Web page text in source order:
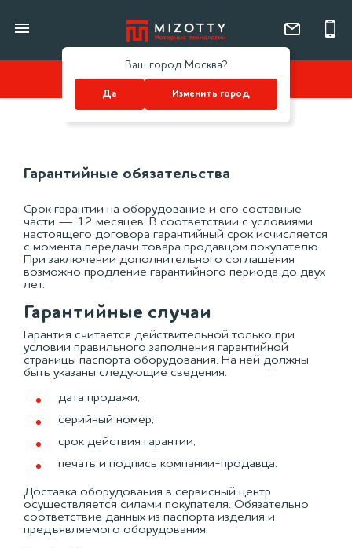
Ваш город Москва?
Да Изменить город
КАТАЛОГ
Главная Гарантийные обязательства
Гарантийные обязательства
Срок гарантии на оборудование и его составные
части — 12 месяцев. В соответствии с условиями
настоящего договора гарантийный срок исчисляется
с момента передачи товара продавцом покупателю.
При заключении дополнительного соглашения
возможно продление гарантийного периода до двух
лет.
Гарантийные случаи
Гарантия считается действительной только при
условии правильного заполнения гарантийной
страницы паспорта оборудования. На ней должны
быть указаны следующие сведения:
дата продажи;
серийный номер;
срок действия гарантии;
печать и подпись компании-продавца.
Доставка оборудования в сервисный центр
осуществляется силами покупателя. Обязательно
соответствие данных из паспорта изделия и
предъявляемого оборудования.